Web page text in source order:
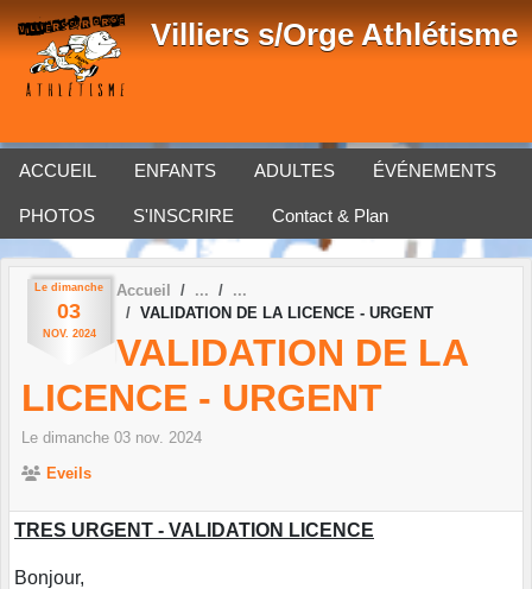
Villiers s/Orge Athlétisme
ACCUEIL ENFANTS ADULTES ÉVÉNEMENTS
PHOTOS S'INSCRIRE Contact & Plan
Le dimanche
03
NOV. 2024
Accueil
VALIDATION DE LA LICENCE - URGENT
VALIDATION DE LA
LICENCE - URGENT
Le dimanche 03 nov. 2024
Eveils
TRES URGENT - VALIDATION LICENCE
Bonjour,
Panneau de gestion des cookies